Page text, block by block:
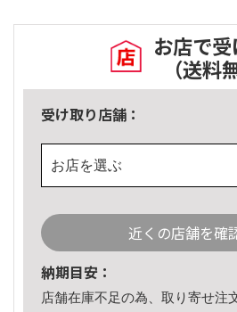
お店で
（送料
受け取り店舗：
お店を選ぶ
近くの店舗を確
納期目安：
店舗在庫不足の為、取り寄せ注